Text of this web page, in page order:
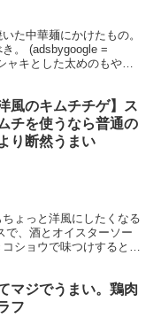
た中華麺にかけたもの。
。 (adsbygoogle =
ャキとした太めのもやし
風のキムチチゲ】ス
チを使うなら普通の
り断然うまい
ょっと洋風にしたくなる
で、酒とオイスターソー
ショウで味つけするとい
マジでうまい。鶏肉
フ